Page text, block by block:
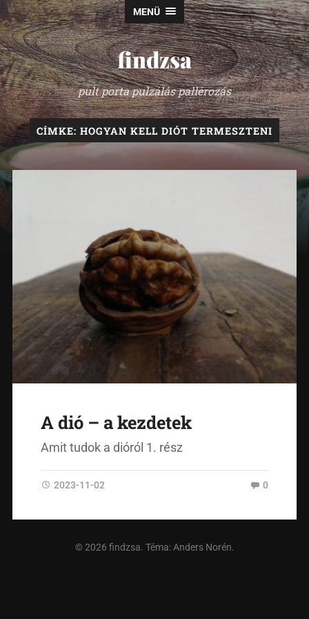
MENÜ
findzsa
pult porta pulzálás pallérozás
CÍMKE: HOGYAN KELL DIÓT TERMESZTENI
A dió – a kezdetek
Amit tudok a dióról 1. rész
2023-11-02 0
© 2026 findzsa. Téma:Anders Norén.